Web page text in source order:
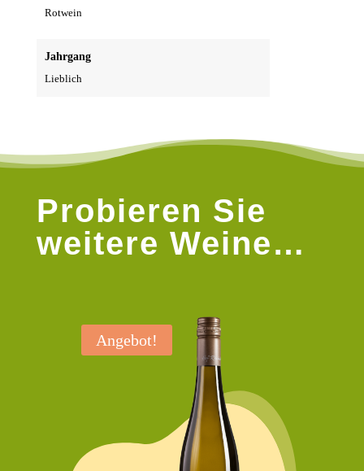
Rotwein
Jahrgang
Lieblich
Probieren Sie
weitere Weine…
Angebot!